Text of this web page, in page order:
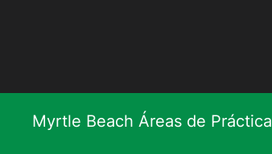
Myrtle Beach Áreas de Práctica